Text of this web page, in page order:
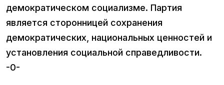
демократическом социализме. Партия
является сторонницей сохранения
демократических, национальных ценностей и
установления социальной справедливости.
-0-